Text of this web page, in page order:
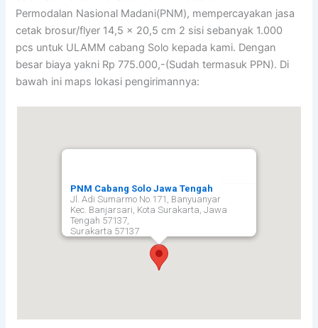
Permodalan Nasional Madani(PNM), mempercayakan jasa
cetak brosur/flyer 14,5 x 20,5 cm 2 sisi sebanyak 1.000
pcs untuk ULAMM cabang Solo kepada kami. Dengan
besar biaya yakni Rp 775.000,-(Sudah termasuk PPN). Di
bawah ini maps lokasi pengirimannya:
PNM Cabang Solo Jawa Tengah
Jl. Adi Sumarmo No.171, Banyuanyar
Kec. Banjarsari, Kota Surakarta, Jawa
Tengah 57137,
Surakarta 57137